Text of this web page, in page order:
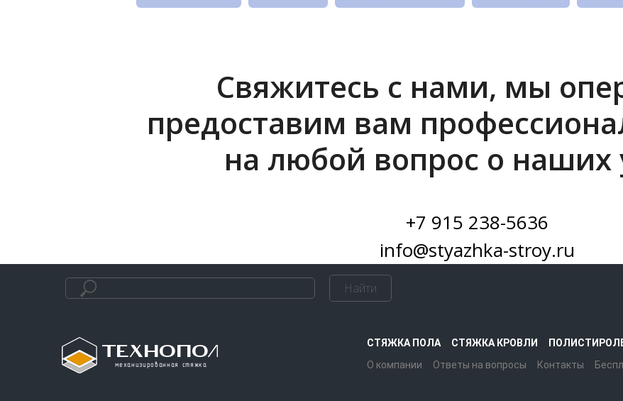
Свяжитесь с нами, мы
предоставим вам
на любой вопрос о наших
+7 915 238-5636
info@styazhka-stroy.ru
Найти
СТЯЖКА ПОЛА СТЯЖКА КРОВЛИ
О компании
Ответы на вопросы Контакты